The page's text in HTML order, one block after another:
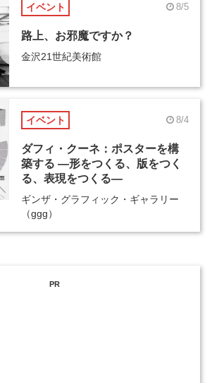
イベント 8/5
路上、お邪魔ですか？
金沢21世紀美術館
イベント 8/4
ダフィ・クーネ：ポスターを構
築する ―形をつくる、版をつく
る、表現をつくる―
ギンザ・グラフィック・ギャラリー
（ggg）
PR